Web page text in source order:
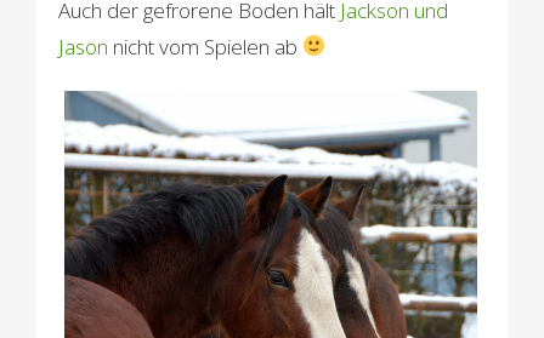
Auch der gefrorene Boden hält Jackson und
Jason nicht vom Spielen ab